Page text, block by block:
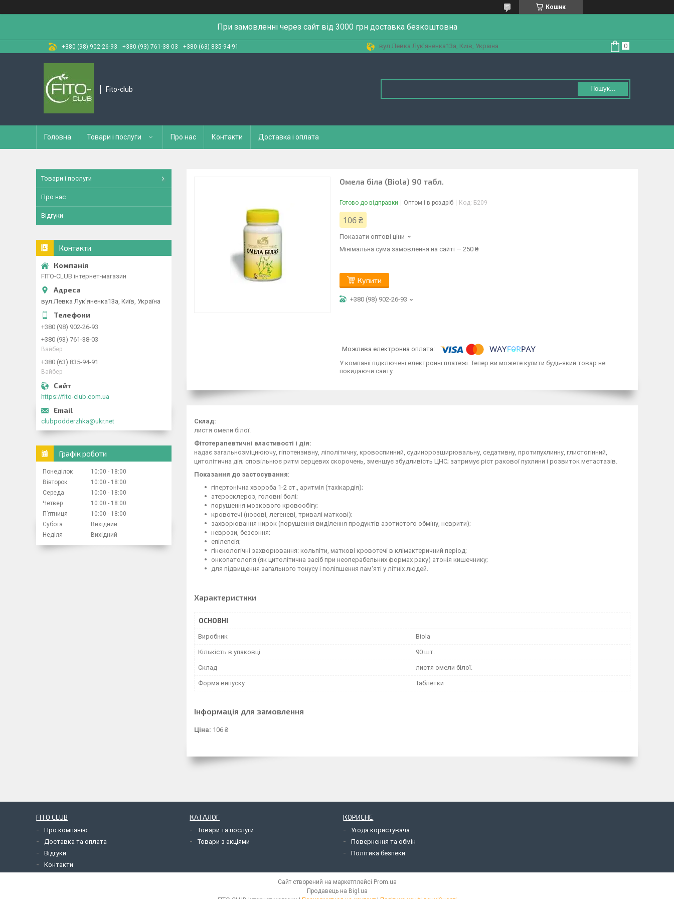
Кошик
При замовленні через сайт від 3000 грн доставка безкоштовна
+380 (98) 902-26-93 +380 (93) 761-38-03 +380 (63) 835-94-91 вул.Левка Лук'яненка13а, Київ, Україна
Fito-club Пошук...
Головна Товари і послуги Про нас Контакти Доставка і оплата
Омела біла (Biola) 90 табл.
Готово до відправки Оптом і в роздріб Код: Б209
106 ₴
Показати оптові ціни
Мінімальна сума замовлення на сайті — 250 ₴
Купити
+380 (98) 902-26-93
У компанії підключені електронні платежі. Тепер ви можете купити будь-який товар не
покидаючи сайту.
Склад:
листя омели білої.
Фітотерапевтичні властивості і дія:
надає загальнозміцнюючу, гіпотензивну, ліполітичну, кровоспинний, судинорозширювальну, седативну, протипухлинну, глистогінний,
цитолітична дія; сповільнює ритм серцевих скорочень, зменшує збудливість ЦНС; затримує ріст ракової пухлини і розвиток метастазів.
Показання до застосування:
гіпертонічна хвороба 1-2 ст., аритмія (тахікардія);
атеросклероз, головні болі;
порушення мозкового кровообігу;
кровотечі (носові, легеневі, тривалі маткові);
захворювання нирок (порушення виділення продуктів азотистого обміну, неврити);
неврози, безсоння;
епілепсія;
гінекологічні захворювання: кольпіти, маткові кровотечі в клімактеричний період;
онкопатологія (як цитолітична засіб при неоперабельних формах раку) атонія кишечнику;
для підвищення загального тонусу і поліпшення пам'яті у літніх людей.
Характеристики
ОСНОВНІ
Виробник Biola
Кількість в упаковці 90 шт.
Склад листя омели білої.
Форма випуску Таблетки
Інформація для замовлення
Ціна: 106 ₴
Товари і послуги
Про нас
Відгуки
Контакти
FITO-CLUB інтернет-магазин
вул.Левка Лук'яненка13а, Київ, Україна
+380 (98) 902-26-93
+380 (93) 761-38-03
Вайбер
+380 (63) 835-94-91
Вайбер
https://fito-club.com.ua
clubpodderzhka@ukr.net
Графік роботи
Понеділок 10:00
18:00
Вівторок
10:00
18:00
Середа
10:00
18:00
Четвер
10:00
18:00
Пʼятниця
10:00
18:00
Субота
Вихідний
Неділя
Вихідний
FITO CLUB
Про компанію
Доставка та оплата
Відгуки
Контакти
КАТАЛОГ
Товари та послуги
Товари з акціями
КОРИСНЕ
Угода користувача
Повернення та обмін
Політика безпеки
Сайт створений на маркетплейсі Prom.ua
Продавець на Bigl.ua